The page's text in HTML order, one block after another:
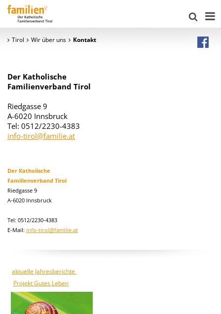
Tirol Wir über uns Kontakt
Der Katholische
Familienverband Tirol
Riedgasse 9
A-6020 Innsbruck
Tel: 0512/2230-4383
info-tirol@familie.at
Der Katholische
Familienverband Tirol
Riedgasse 9
A-6020 Innsbruck
Tel: 0512/2230-4383
E-Mail: info-tirol@familie.at
aktuelle Jahresberichte
Projekt Gutes Leben